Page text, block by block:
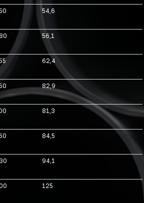
54,6
56,1
62,4
82,9
81,3
84,5
94,1
125